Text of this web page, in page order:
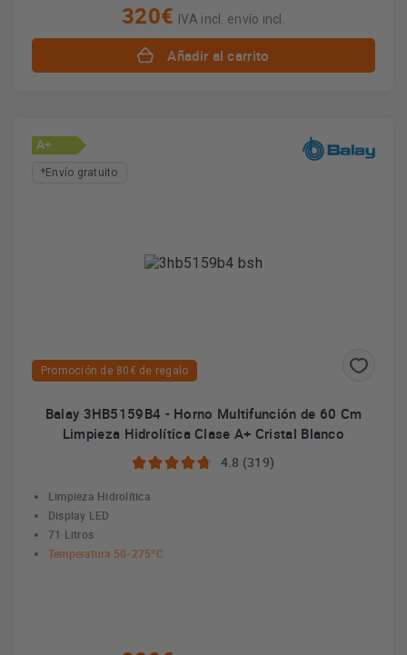
320€ IVA incl. envío incl.
Añadir al carrito
A+
*Envío gratuito
Promoción de 80€ de regalo
Balay 3HB5159B4 - Horno Multifunción de 60 Cm
Limpieza Hidrolítica Clase A+ Cristal Blanco
4.8 (319)
Limpieza Hidrolítica
Display LED
71 Litros
Temperatura 50-275ºC